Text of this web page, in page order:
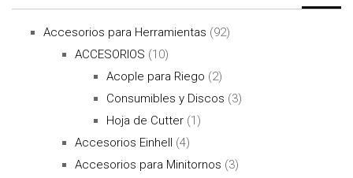
Accesorios para Herramientas (92)
ACCESORIOS (10)
Acople para Riego (2)
Consumibles y Discos (3)
Hoja de Cutter (1)
Accesorios Einhell (4)
Accesorios para Minitornos (3)